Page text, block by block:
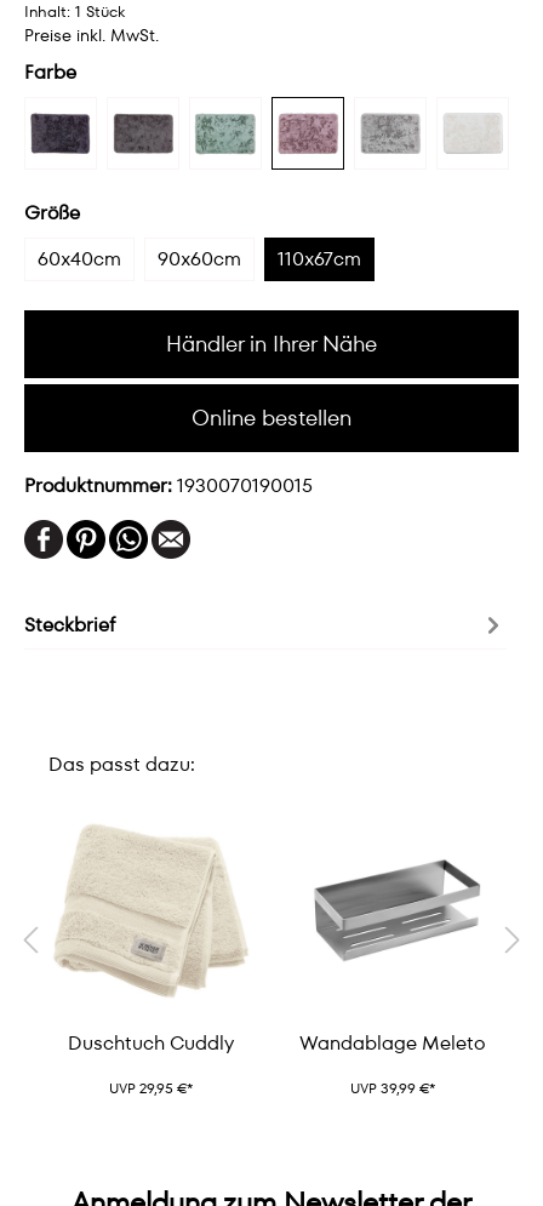
Inhalt: 1 Stück
Preise inkl. MwSt.
Farbe
Größe
60x40cm
90x60cm 110x67cm
Händler in Ihrer Nähe
Online bestellen
Produktnummer:1930070190015
Steckbrief
Das passt dazu:
Duschtuch Cuddly
UVP 29,95 €*
Wandablage Meleto
UVP 39,99 €*